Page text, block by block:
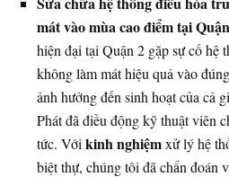
mát vào mùa cao điểm tại
hiện đại tại Quận 2 gặp sự cố hệ
không làm mát hiệu quả vào
ảnh hưởng đến sinh hoạt của cả
Phát đã điều động kỹ thuật viên
tức. Với kinh nghiệmxử lý hệ
biệt thự, chúng tôi đã chẩn đoán